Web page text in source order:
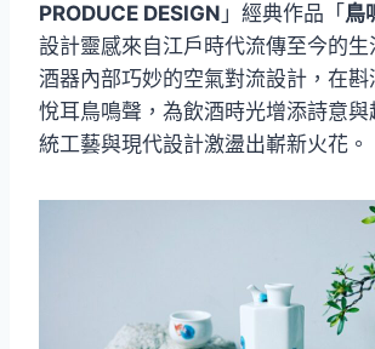
PRODUCE DESIGN 」經典作品「 鳥
設計靈感來自江戶時代流傳至今的生
酒器內部巧妙的空氣對流設計，在斟
悅耳鳥鳴聲，為飲酒時光增添詩意
統工藝與現代設計激盪出嶄新火花。